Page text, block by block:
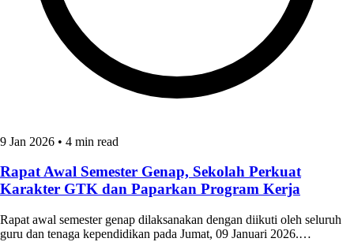
9 Jan 2026 • 4 min read
Rapat Awal Semester Genap, Sekolah Perkuat
Karakter GTK dan Paparkan Program Kerja
Rapat awal semester genap dilaksanakan dengan diikuti oleh seluruh
guru dan tenaga kependidikan pada Jumat, 09 Januari 2026.…